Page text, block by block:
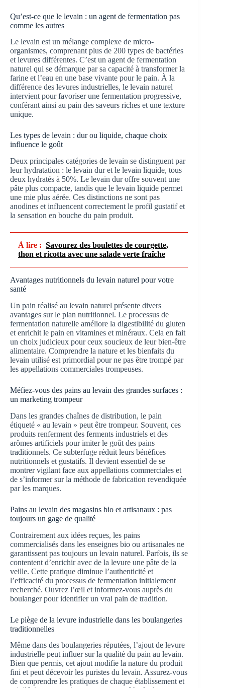
Qu’est-ce que le levain : un agent de fermentation pas
comme les autres
Le levain est un mélange complexe de micro-
organismes, comprenant plus de 200 types de bactéries
et levures différentes. C’est un agent de fermentation
naturel qui se démarque par sa capacité à transformer la
farine et l’eau en une base vivante pour le pain. À la
différence des levures industrielles, le levain naturel
intervient pour favoriser une fermentation progressive,
conférant ainsi au pain des saveurs riches et une texture
unique.
Les types de levain : dur ou liquide, chaque choix
influence le goût
Deux principales catégories de levain se distinguent par
leur hydratation : le levain dur et le levain liquide, tous
deux hydratés à 50%. Le levain dur offre souvent une
pâte plus compacte, tandis que le levain liquide permet
une mie plus aérée. Ces distinctions ne sont pas
anodines et influencent correctement le profil gustatif et
la sensation en bouche du pain produit.
À lire : Savourez des boulettes de courgette,
thon et ricotta avec une salade verte fraîche
Avantages nutritionnels du levain naturel pour votre
santé
Un pain réalisé au levain naturel présente divers
avantages sur le plan nutritionnel. Le processus de
fermentation naturelle améliore la digestibilité du gluten
et enrichit le pain en vitamines et minéraux. Cela en fait
un choix judicieux pour ceux soucieux de leur bien-être
alimentaire. Comprendre la nature et les bienfaits du
levain utilisé est primordial pour ne pas être trompé par
les appellations commerciales trompeuses.
Méfiez-vous des pains au levain des grandes surfaces :
un marketing trompeur
Dans les grandes chaînes de distribution, le pain
étiqueté « au levain » peut être trompeur. Souvent, ces
produits renferment des ferments industriels et des
arômes artificiels pour imiter le goût des pains
traditionnels. Ce subterfuge réduit leurs bénéfices
nutritionnels et gustatifs. Il devient essentiel de se
montrer vigilant face aux appellations commerciales et
de s’informer sur la méthode de fabrication revendiquée
par les marques.
Pains au levain des magasins bio et artisanaux : pas
toujours un gage de qualité
Contrairement aux idées reçues, les pains
commercialisés dans les enseignes bio ou artisanales ne
garantissent pas toujours un levain naturel. Parfois, ils se
contentent d’enrichir avec de la levure une pâte de la
veille. Cette pratique diminue l’authenticité et
l’efficacité du processus de fermentation initialement
recherché. Ouvrez l’œil et informez-vous auprès du
boulanger pour identifier un vrai pain de tradition.
Le piège de la levure industrielle dans les boulangeries
traditionnelles
Même dans des boulangeries réputées, l’ajout de levure
industrielle peut influer sur la qualité du pain au levain.
Bien que permis, cet ajout modifie la nature du produit
fini et peut décevoir les puristes du levain. Assurez-vous
de comprendre les pratiques de chaque établissement et